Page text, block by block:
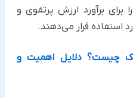
برآورد ارزش پرتفوی و
استفاده قرار می‌دهند.
چیست؟ دلایل اهمیت و